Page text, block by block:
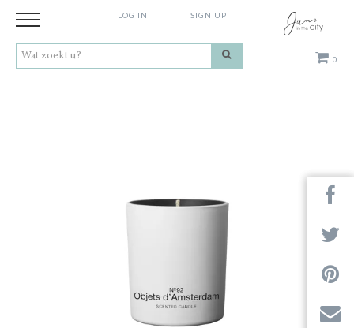
0
LOG IN SIGN UP